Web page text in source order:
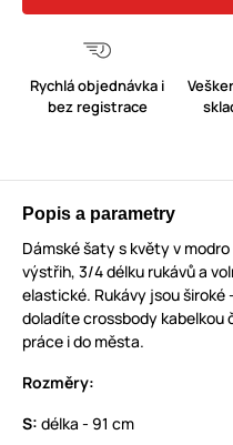
Rychlá objednávka i
bez registrace
Popis a parametry
Dámské šaty s květy v
výstřih, 3/4 délku rukávů a
elastické. Rukávy jsou
doladíte crossbody kabelkou
práce i do města.
Rozměry:
S: délka - 91 cm